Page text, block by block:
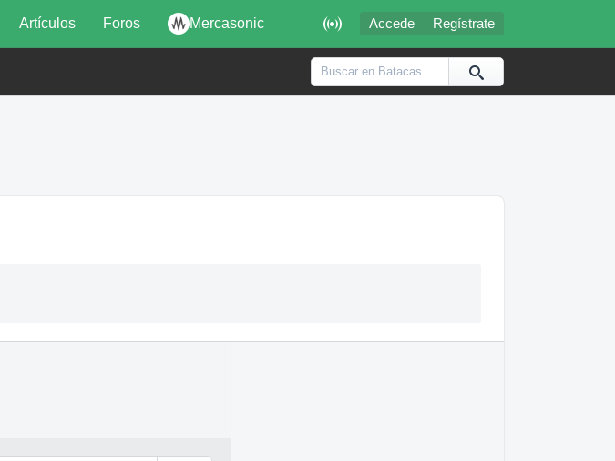
 Accede Regístrate
Artículos Foros Mercasonic